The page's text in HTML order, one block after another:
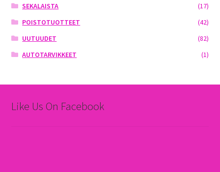
SEKALAISTA
(17)
POISTOTUOTTEET
(42)
UUTUUDET
(82)
AUTOTARVIKKEET
(1)
Like Us On Facebook